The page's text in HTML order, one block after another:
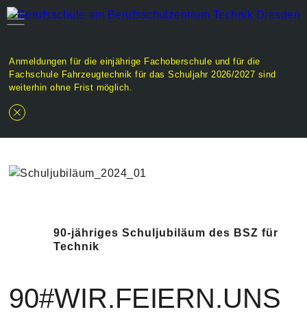
Anmeldungen für die einjährige Fachoberschule und für die
Fachschule Fahrzeugtechnik für das Schuljahr 2026/2027 sind
weiterhin ohne Frist möglich.
90-jähriges Schuljubiläum des BSZ für
Technik
90#WIR.FEIERN.UNS